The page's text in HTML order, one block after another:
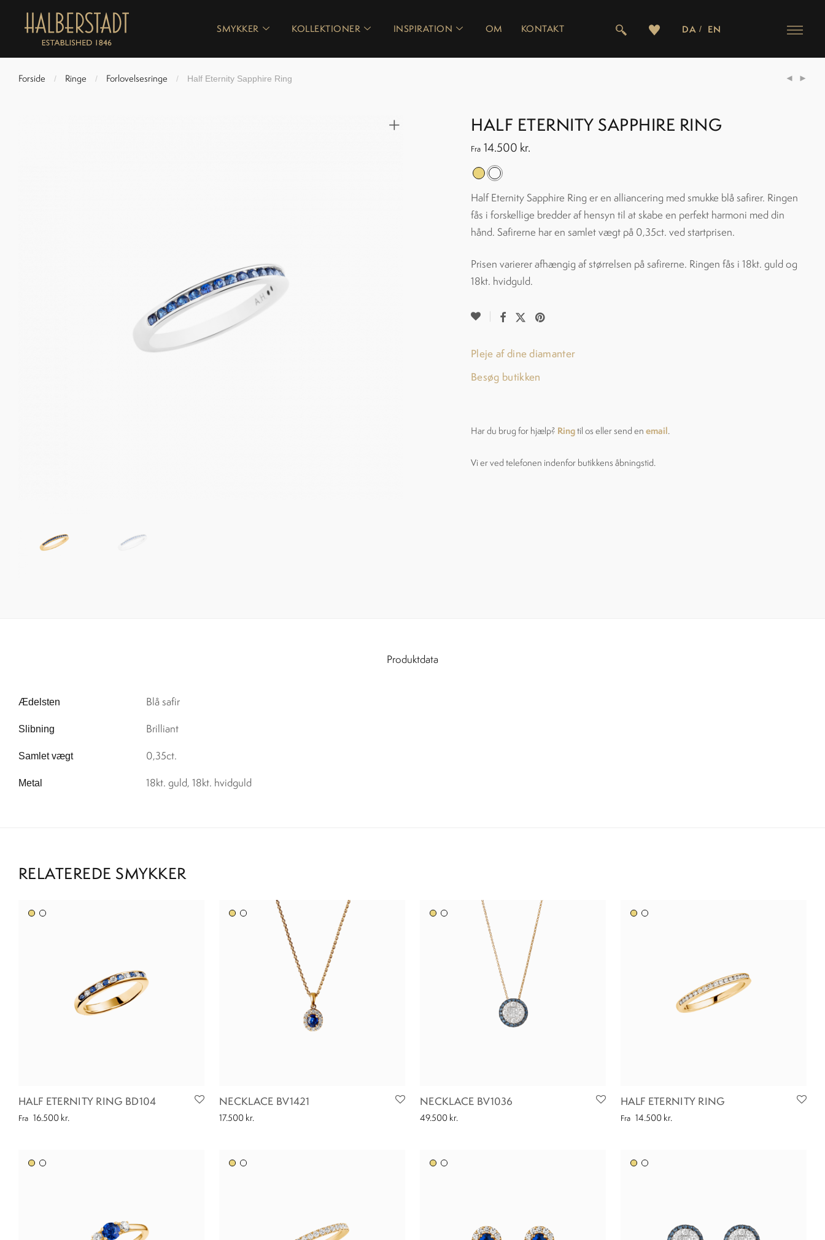
SMYKKER KOLLEKTIONER INSPIRATION OM KONTAKT DA EN
Forside / Ringe / Forlovelsesringe / Half Eternity Sapphire Ring
HALF ETERNITY SAPPHIRE RING
Fra 14.500 kr.
Half Eternity Sapphire Ring er en alliancering med smukke blå safirer. Ringen
fås i forskellige bredder af hensyn til at skabe en perfekt harmoni med din
hånd. Safirerne har en samlet vægt på 0,35ct. ved startprisen.
Prisen varierer afhængig af størrelsen på safirerne. Ringen fås i 18kt. guld og
18kt. hvidguld.
Pleje af dine diamanter
Besøg butikken
Har du brug for hjælp? Ringtil os eller send en email.
Vi er ved telefonen indenfor butikkens åbningstid.
Produktdata
Ædelsten Blå safir
Slibning Brilliant
Samlet vægt 0,35ct.
Metal 18kt. guld, 18kt. hvidguld
HALF ETERNITY RING BD104
Fra 16.500 kr.
NECKLACE BV1421
17.500 kr.
NECKLACE BV1036
49.500 kr.
HALF ETERNITY RING
Fra 14.500 kr.